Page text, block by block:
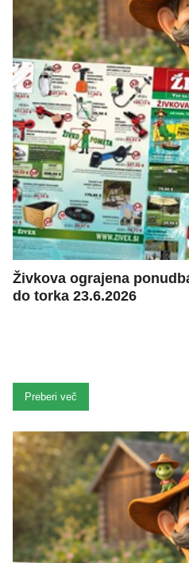
Živkova ograjena
do torka 23.6.2026
Preberi več